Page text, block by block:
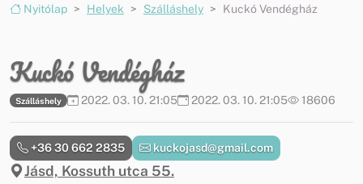
Nyitólap Helyek Szálláshely Kuckó Vendégház
Kuckó Vendégház
Szálláshely 2022. 03. 10. 21:05 2022. 03. 10. 21:05 18606
Jásd, Kossuth utca 55.
+36 30 662 2835 kuckojasd@gmail.com